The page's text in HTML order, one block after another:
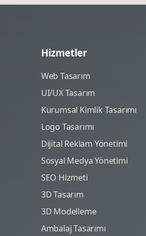
Hizmetler
Web Tasarım
UI/UX Tasarım
Kurumsal Kimlik Tasarımı
Logo Tasarımı
Dijital Reklam Yönetimi
Sosyal Medya Yönetimi
SEO Hizmeti
3D Tasarım
3D Modelleme
Ambalaj Tasarımı